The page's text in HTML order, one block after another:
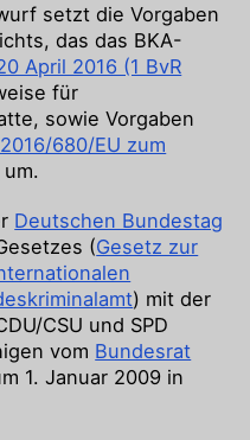
setzt die Vorgaben
das das BKA-
April 2016 (1 BvR
für
sowie Vorgaben
680/EU zum
um.
Deutschen Bundestag
(Gesetz zur
) mit der
CSU und SPD
vom Bundesrat
1. Januar 2009 in